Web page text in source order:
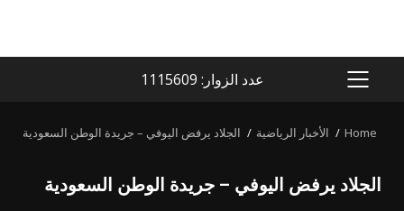
PRIMARY
عدد الزوار: 1115609
Home الأخبار الرياضية الجلاد يرفض اليوفي – جريدة الوطن السعودية
الجلاد يرفض اليوفي – جريدة الوطن السعودية